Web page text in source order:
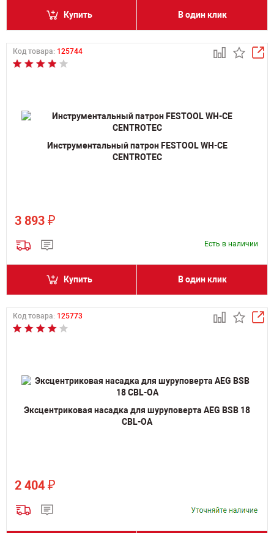
Купить В один клик
Код товара: 125744
Инструментальный патрон FESTOOL WH-CE
CENTROTEC
3 893 ₽
Есть в наличии
Купить В один клик
Код товара: 125773
Эксцентриковая насадка для шуруповерта AEG BSB 18
CBL-OA
2 404 ₽